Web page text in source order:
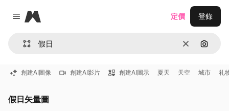
Close menu
Magnific
清除 通過圖
定價 登錄
創建AI圖像 創建AI影片 創建AI圖示 夏天 天空 城市 礼
假日矢量圖